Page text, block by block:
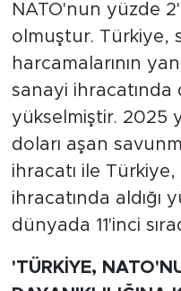
NATO'nun yüzde
olmuştur. Türkiye,
harcamalarının
sanayi
yükselmiştir. 2025
doları aşan
ihracatı ile
ihracatında aldığı
dünyada 11'inci
'TÜRKİYE,